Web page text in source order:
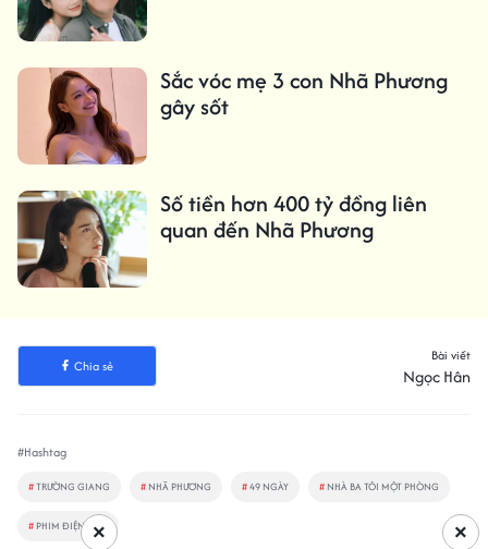
Sắc vóc mẹ 3 con Nhã Phương
gây sốt
Số tiền hơn 400 tỷ đồng liên
quan đến Nhã Phương
Chia sẻ
Bài viết
Ngọc Hân
#Hashtag
#TRƯỜNG GIANG # NHÃ PHƯƠNG #49 NGÀY # NHÀ BA TÔI MỘT PHÒNG
# PHIM ĐIỆN ẢNH ×
×